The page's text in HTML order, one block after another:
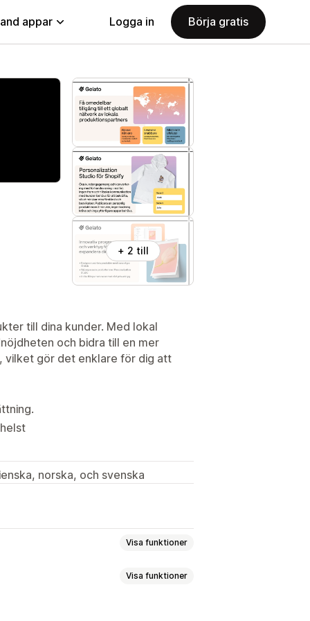
appar Logga in Börja gratis
+ 2 till
till dina kunder. Med lokal
och bidra till en mer
vilket gör det enklare för dig att
norska, och svenska
Visa funktioner
Visa funktioner